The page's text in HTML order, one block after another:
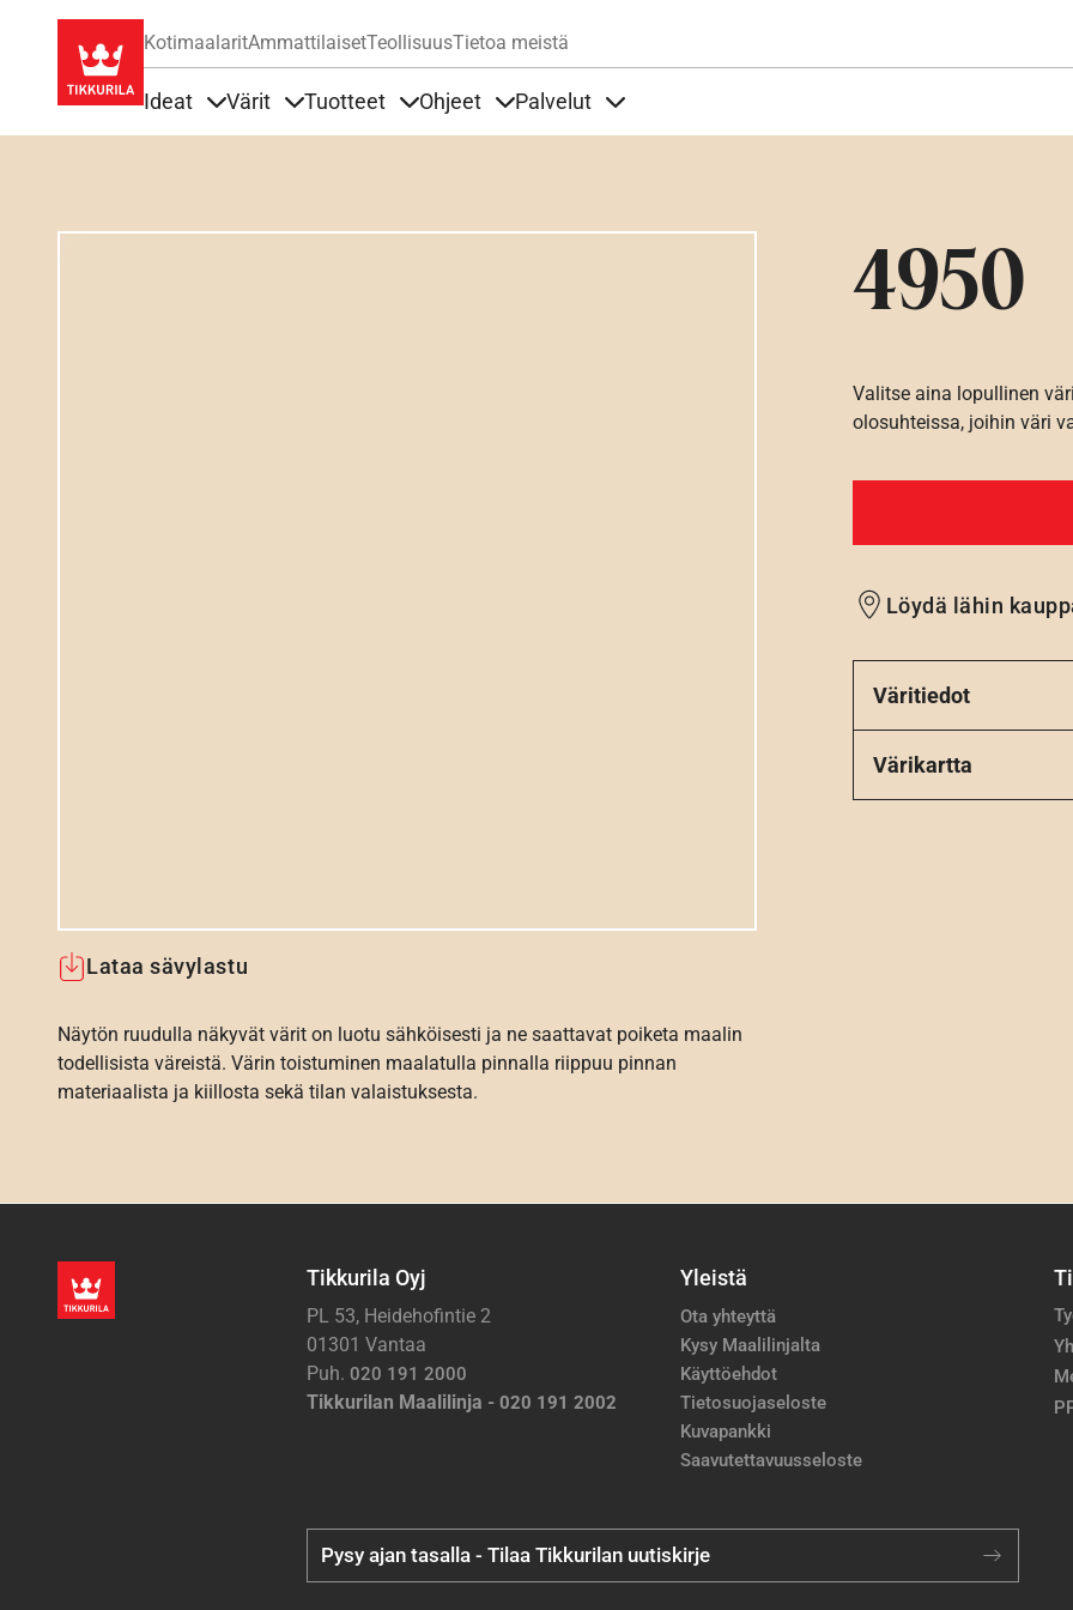
KotimaalaritAmmattilaisetTeollisuusTietoa meistä
Ideat Värit Tuotteet Ohjeet Palvelut
4950
Lataa sävylastu
Näytön ruudulla näkyvät värit on luotu sähköisesti ja ne saattavat poiketa maalin
todellisista väreistä. Värin toistuminen maalatulla pinnalla riippuu pinnan
materiaalista ja kiillosta sekä tilan valaistuksesta.
Valitse aina lopullinen
olosuhteissa, joihin väri
Löydä lähin
Väritiedot
Värikartta
Tikkurila Oyj
PL 53, Heidehofintie 2
01301 Vantaa
Puh. 020 191 2000
Tikkurilan Maalilinja - 020 191 2002
Yleistä
Ota yhteyttä
Kysy Maalilinjalta
Käyttöehdot
Tietosuojaseloste
Kuvapankki
Saavutettavuusseloste
Pysy ajan tasalla - Tilaa Tikkurilan uutiskirje